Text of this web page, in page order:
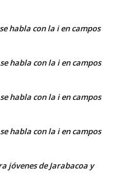
habla con la i en campos
habla con la i en campos
habla con la i en campos
habla con la i en campos
jóvenes de Jarabacoa y